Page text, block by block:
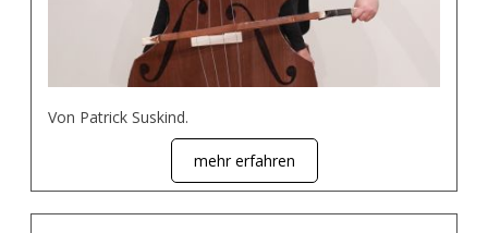
Von Patrick Suskind.
mehr erfahren